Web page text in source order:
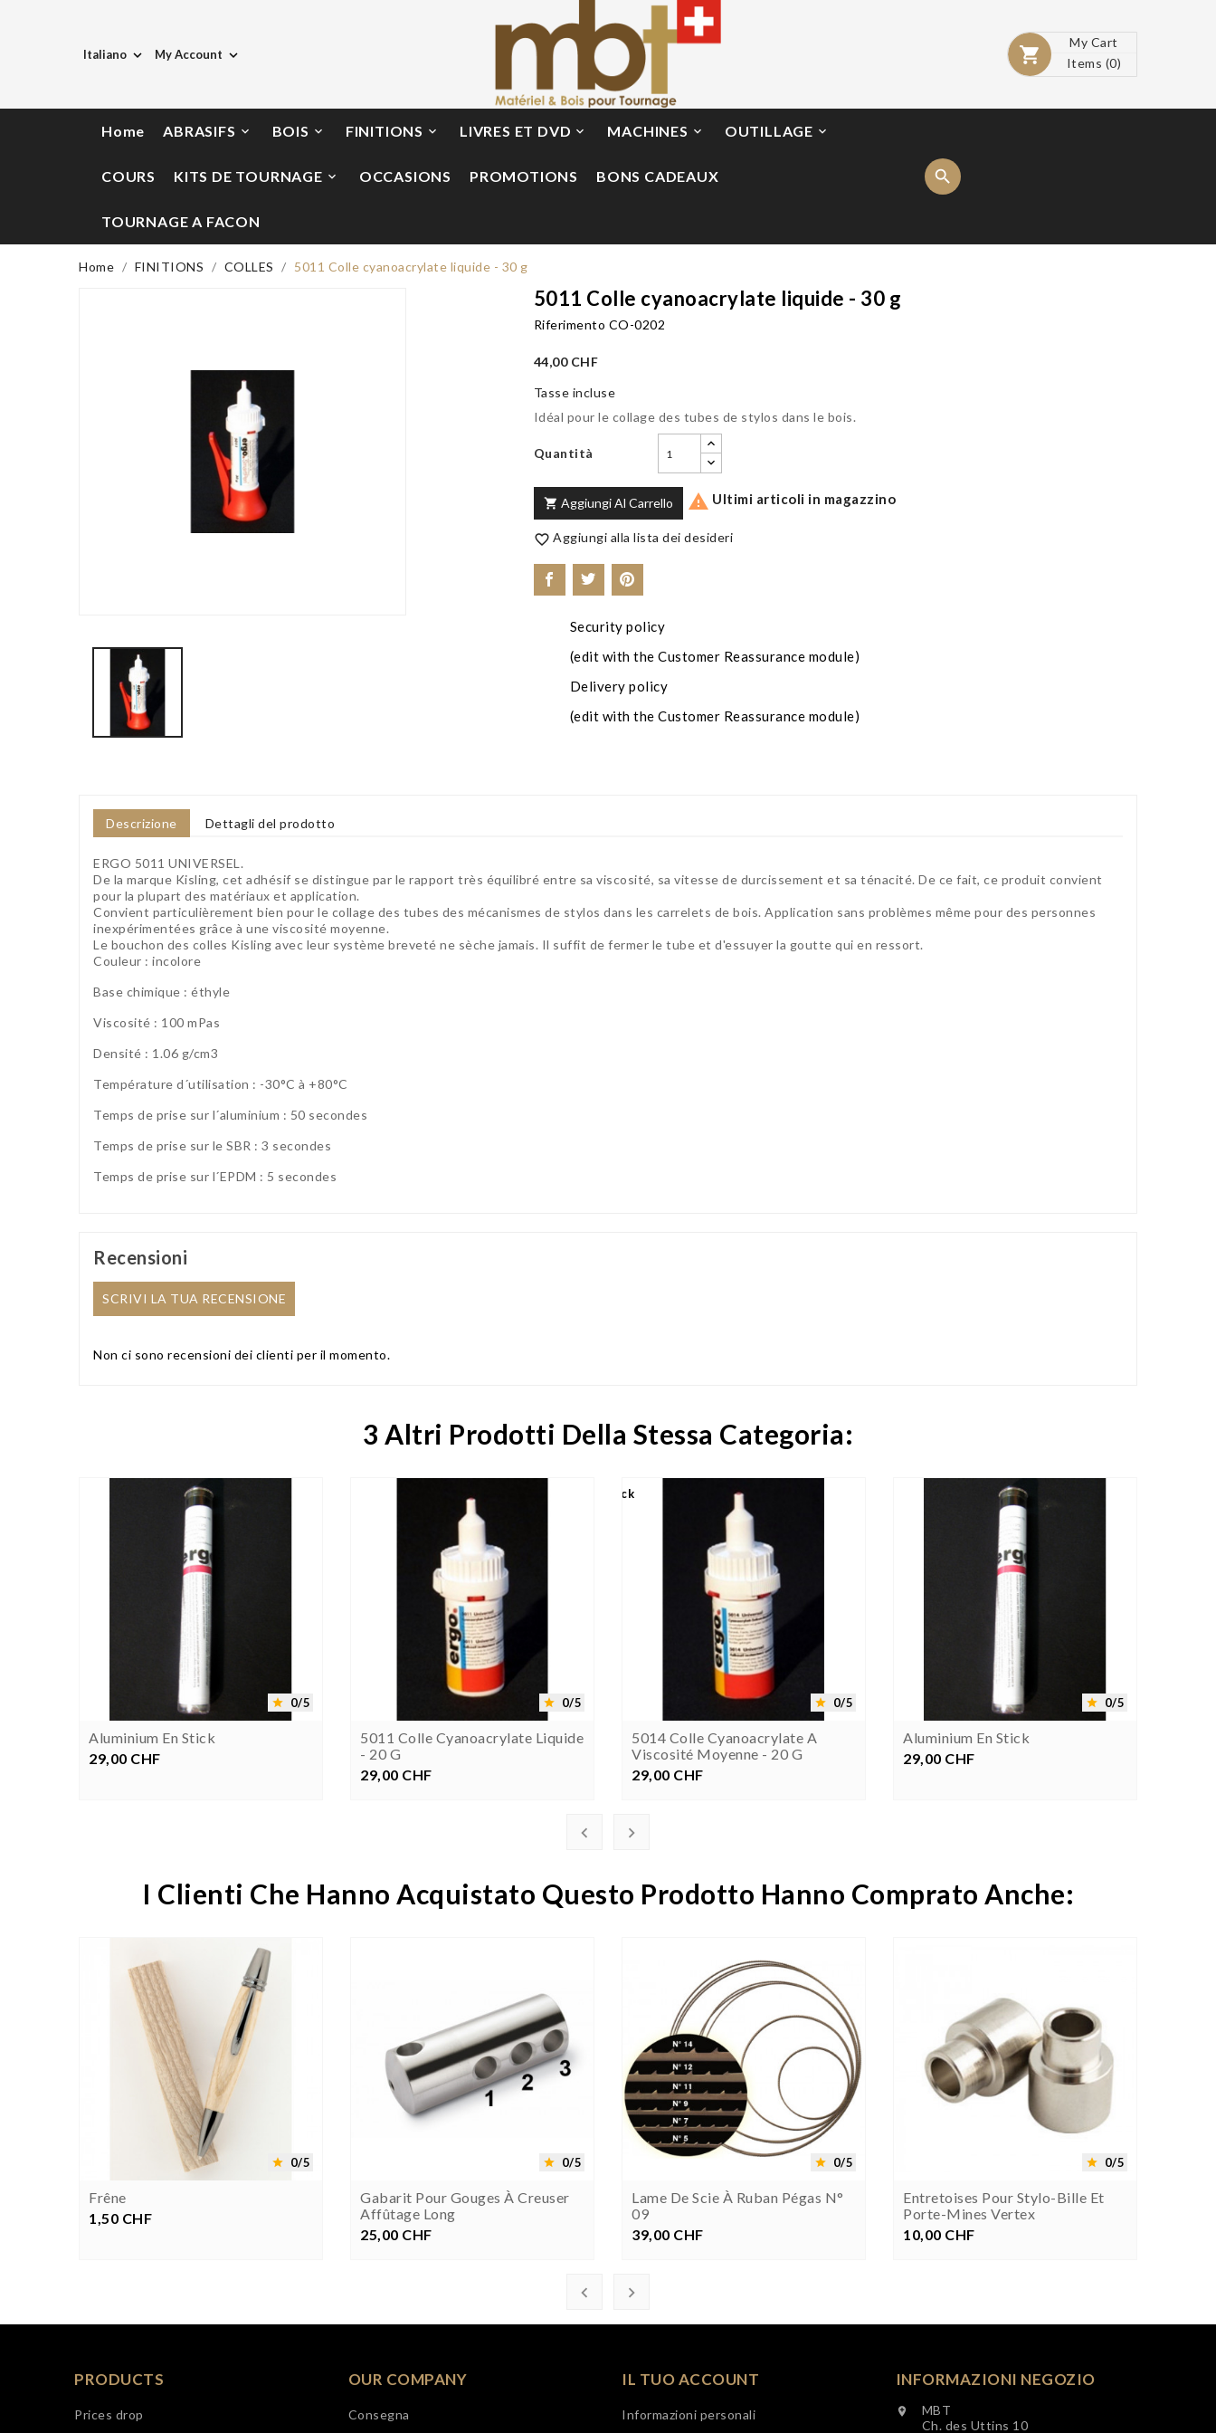
Italiano  My Account  
My Cart
Items (0)
Home ABRASIFS  BOIS  FINITIONS  LIVRES ET DVD  MACHINES  OUTILLAGE 
COURS KITS DE TOURNAGE  OCCASIONS PROMOTIONS BONS CADEAUX
TOURNAGE A FACON
Home FINITIONS COLLES 5011 Colle cyanoacrylate liquide - 30 g
5011 Colle cyanoacrylate liquide - 30 g
Riferimento CO-0202
44,00 CHF
Tasse incluse
Idéal pour le collage des tubes de stylos dans le bois.
Quantità
 Aggiungi Al Carrello  Ultimi articoli in magazzino
 Aggiungi alla lista dei desideri
Security policy
(edit with the Customer Reassurance module)
Delivery policy
(edit with the Customer Reassurance module)
Descrizione Dettagli del prodotto
ERGO 5011 UNIVERSEL.
De la marque Kisling, cet adhésif se distingue par le rapport très équilibré entre sa viscosité, sa vitesse de durcissement et sa ténacité. De ce fait, ce produit convient
pour la plupart des matériaux et application.
Convient particulièrement bien pour le collage des tubes des mécanismes de stylos dans les carrelets de bois. Application sans problèmes même pour des personnes
inexpérimentées grâce à une viscosité moyenne.
Le bouchon des colles Kisling avec leur système breveté ne sèche jamais. Il suffit de fermer le tube et d'essuyer la goutte qui en ressort.
Couleur : incolore
Base chimique : éthyle
Viscosité : 100 mPas
Densité : 1.06 g/cm3
Température d´utilisation : -30°C à +80°C
Temps de prise sur l´aluminium : 50 secondes
Temps de prise sur le SBR : 3 secondes
Temps de prise sur l´EPDM : 5 secondes
Recensioni
SCRIVI LA TUA RECENSIONE
Non ci sono recensioni dei clienti per il momento.
3 Altri Prodotti Della Stessa Categoria:
 0/5
Aluminium En Stick
Prezzo
29,00 CHF


 0/5
5011 Colle Cyanoacrylate Liquide
- 20 G
Prezzo
29,00 CHF
 
 0/5
Out-Of-Stock
5014 Colle Cyanoacrylate A
Viscosité Moyenne - 20 G
Prezzo
29,00 CHF
 
 0/5
Aluminium En Stick
Prezzo
29,00 CHF

 
I Clienti Che Hanno Acquistato Questo Prodotto Hanno Comprato Anche:
 0/5
Frêne
Prezzo
1,50 CHF

 0/5
Gabarit Pour Gouges À Creuser
Affûtage Long
Prezzo
25,00 CHF
 0/5
Lame De Scie À Ruban Pégas N°
09
Prezzo
39,00 CHF
 
 0/5
Entretoises Pour Stylo-Bille Et
Porte-Mines Vertex
Prezzo
10,00 CHF
 
PRODUCTS
Prices drop
OUR COMPANY
Consegna
IL TUO ACCOUNT
Informazioni personali
INFORMAZIONI NEGOZIO

MBT
Ch. des Uttins 10